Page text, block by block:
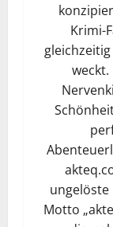
Krimi-
Motto